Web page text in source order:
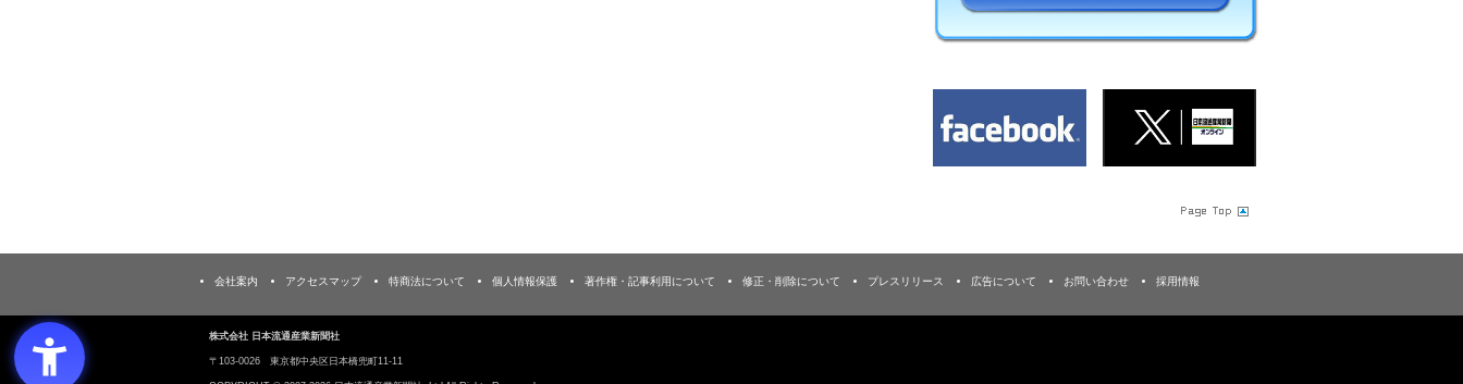
会社案内 アクセスマップ 特商法について 個人情報保護 著作権・記事利用について 修正・削除について プレスリリース 広告について お問い合わせ 採用情報
株式会社 日本流通産業新聞社
〒103‐0026 東京都中央区日本橋兜町11-11